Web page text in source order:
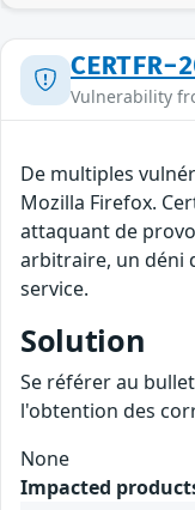
Vulnerability
De multiples
Mozilla Firefox.
attaquant de
arbitraire, un déni
service.
Solution
Se référer au
l'obtention des
None
Impacted